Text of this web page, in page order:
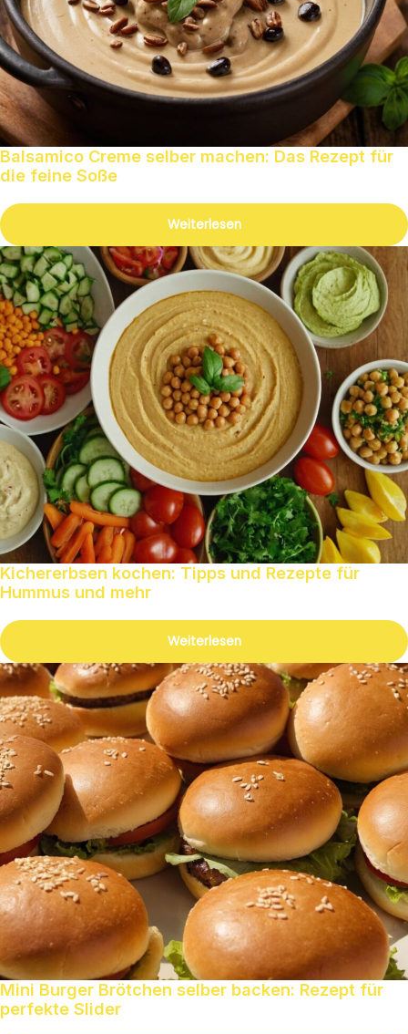
Balsamico Creme selber machen: Das Rezept für
die feine Soße
Weiterlesen
Kichererbsen kochen: Tipps und Rezepte für
Hummus und mehr
Weiterlesen
Mini Burger Brötchen selber backen: Rezept für
perfekte Slider